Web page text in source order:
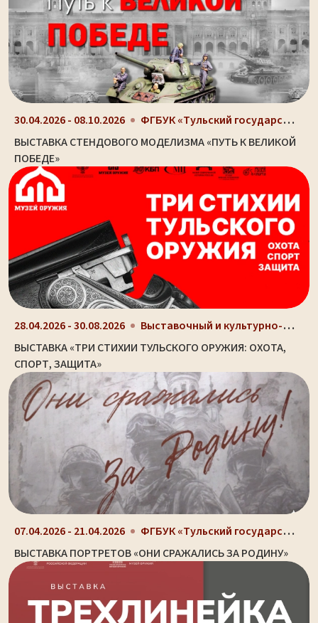
30.04.2026 - 08.10.2026 ФГБУК «Тульский государственный музей оружия», г....
ВЫСТАВКА СТЕНДОВОГО МОДЕЛИЗМА «ПУТЬ К ВЕЛИКОЙ
ПОБЕДЕ»
28.04.2026 - 30.08.2026 Выставочный и культурно-просветительный центр Туль...
ВЫСТАВКА «ТРИ СТИХИИ ТУЛЬСКОГО ОРУЖИЯ: ОХОТА,
СПОРТ, ЗАЩИТА»
07.04.2026 - 21.04.2026 ФГБУК «Тульский государственный музей оружия», г....
ВЫСТАВКА ПОРТРЕТОВ «ОНИ СРАЖАЛИСЬ ЗА РОДИНУ»